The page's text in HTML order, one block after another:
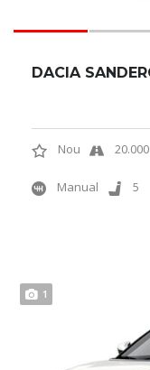
Nou 20.000
Manual 5
1